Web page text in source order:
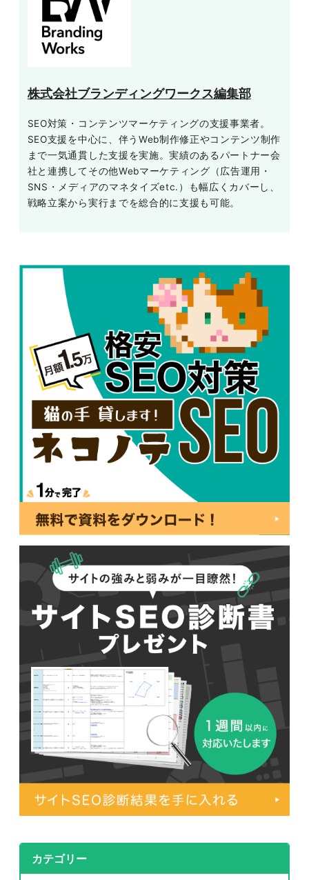
株式会社ブランディングワークス編集部
SEO対策・コンテンツマーケティングの支援事業者。
SEO支援を中心に、伴うWeb制作修正やコンテンツ制作
まで一気通貫した支援を実施。実績のあるパートナー会
社と連携してその他Webマーケティング（広告運用・
SNS・メディアのマネタイズetc.）も幅広くカバーし、
戦略立案から実行までを総合的に支援も可能。
カテゴリー